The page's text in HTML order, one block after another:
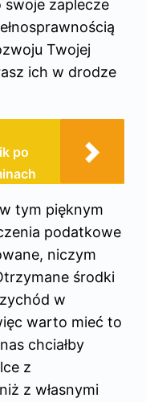
zaplecze
Twojej
ich w drodze
po
tym pięknym
podatkowe
niczym
środki
w
warto mieć to
chciałby
z
z własnymi